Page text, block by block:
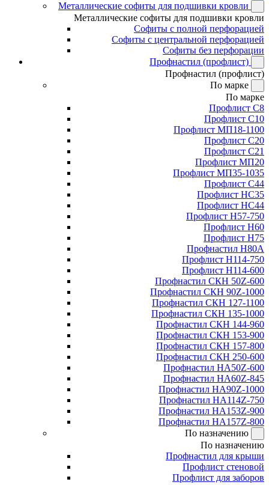
Металлические софиты для подшивки кровли
Металлические софиты для подшивки кровли
Софиты с полной перфорацией
Софиты с центральной перфорацией
Софиты без перфорации
Профнастил (профлист)
Профнастил (профлист)
По марке
По марке
Профлист С8
Профлист С10
Профлист МП18-1100
Профлист С20
Профлист С21
Профлист МП20
Профлист МП35-1035
Профлист С44
Профлист НС35
Профлист НС44
Профлист Н57-750
Профлист Н60
Профлист Н75
Профнастил Н80А
Профлист Н114-750
Профлист Н114-600
Профнастил СКН 50Z-600
Профнастил СКН 90Z-1000
Профнастил СКН 127-1100
Профнастил СКН 135-1000
Профнастил СКН 144-960
Профнастил СКН 153-900
Профнастил СКН 157-800
Профнастил СКН 250-600
Профнастил НА50Z-600
Профнастил НА60Z-845
Профнастил НА90Z-1000
Профнастил НА114Z-750
Профнастил НА153Z-900
Профнастил НА157Z-800
По назначению
По назначению
Профнастил для крыши
Профлист стеновой
Профлист для заборов